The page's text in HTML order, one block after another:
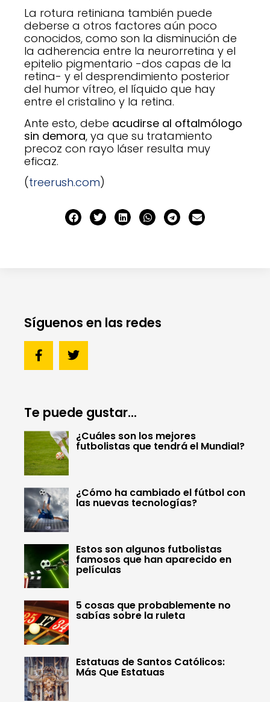
La rotura retiniana también puede
deberse a otros factores aún poco
conocidos, como son la disminución de
la adherencia entre la neurorretina y el
epitelio pigmentario -dos capas de la
retina- y el desprendimiento posterior
del humor vítreo, el líquido que hay
entre el cristalino y la retina.
Ante esto, debe acudirse al oftalmólogo
sin demora, ya que su tratamiento
precoz con rayo láser resulta muy
eficaz.
(treerush.com)
Síguenos en las redes
Te puede gustar...
¿Cuáles son los mejores
futbolistas que tendrá el Mundial?
¿Cómo ha cambiado el fútbol con
las nuevas tecnologías?
Estos son algunos futbolistas
famosos que han aparecido en
películas
5 cosas que probablemente no
sabías sobre la ruleta
Estatuas de Santos Católicos:
Más Que Estatuas